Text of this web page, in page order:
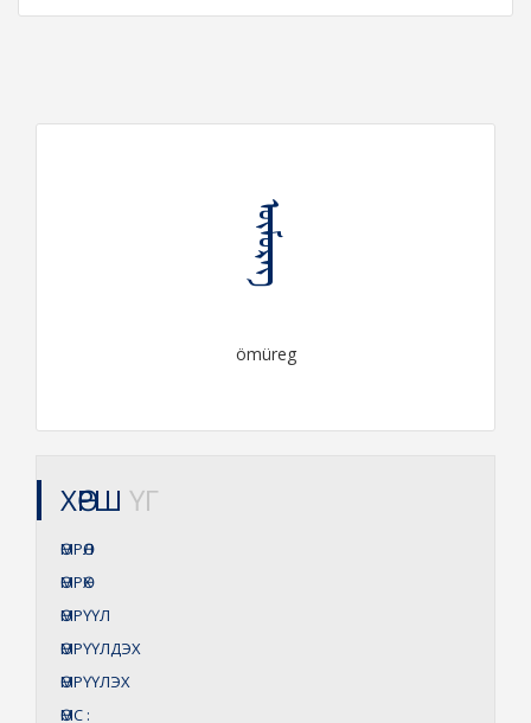
ᠥᠮᠦᠷᠡᠭ
ömüreg
ХӨРШ ҮГ
ӨМРӨЛ
ӨМРӨХ
ӨМРҮҮЛ
ӨМРҮҮЛДЭХ
ӨМРҮҮЛЭХ
ӨМС :